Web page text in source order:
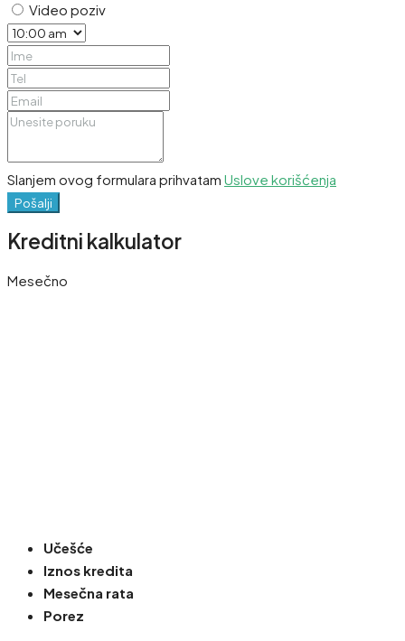
Video poziv
Slanjem ovog formulara prihvatam Uslove korišćenja
Pošalji
Kreditni kalkulator
Mesečno
Učešće
Iznos kredita
Mesečna rata
Porez